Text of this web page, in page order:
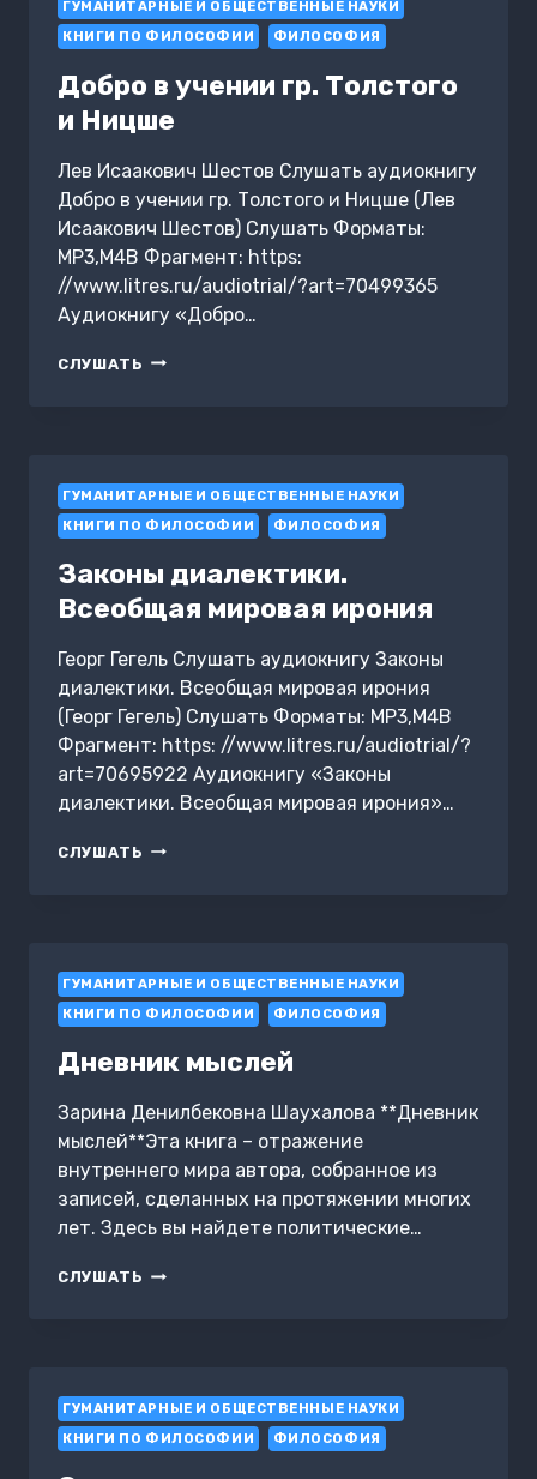
ГУМАНИТАРНЫЕ И ОБЩЕСТВЕННЫЕ НАУКИ
КНИГИ ПО ФИЛОСОФИИ
ФИЛОСОФИЯ
Добро в учении гр. Толстого
и Ницше
Лев Исаакович Шестов Слушать аудиокнигу
Добро в учении гр. Толстого и Ницше (Лев
Исаакович Шестов) Слушать Форматы:
MP3,M4B Фрагмент: https:
//www.litres.ru/audiotrial/?art=70499365
Аудиокнигу «Добро…
СЛУШАТЬ ДОБРО
НИЦШЕ
ГУМАНИТАРНЫЕ И ОБЩЕСТВЕННЫЕ НАУКИ
КНИГИ ПО ФИЛОСОФИИ
ФИЛОСОФИЯ
Законы диалектики.
Всеобщая мировая ирония
Георг Гегель Слушать аудиокнигу Законы
диалектики. Всеобщая мировая ирония
(Георг Гегель) Слушать Форматы: MP3,M4B
Фрагмент: https: //www.litres.ru/audiotrial/?
art=70695922 Аудиокнигу «Законы
диалектики. Всеобщая мировая ирония»…
СЛУШАТЬ ЗАКОНЫ
ГУМАНИТАРНЫЕ И ОБЩЕСТВЕННЫЕ НАУКИ
КНИГИ ПО ФИЛОСОФИИ
ФИЛОСОФИЯ
Дневник мыслей
Зарина Денилбековна Шаухалова **Дневник
мыслей**Эта книга – отражение
внутреннего мира автора, собранное из
записей, сделанных на протяжении многих
лет. Здесь вы найдете политические…
СЛУШАТЬ ДНЕВНИК
ГУМАНИТАРНЫЕ И ОБЩЕСТВЕННЫЕ НАУКИ
КНИГИ ПО ФИЛОСОФИИ
ФИЛОСОФИЯ